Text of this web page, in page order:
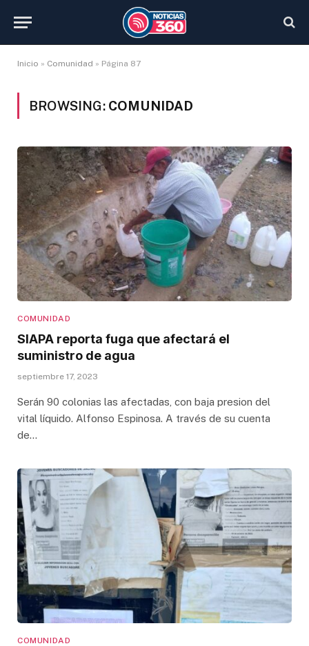
Inicio » Comunidad » Página 87
BROWSING: COMUNIDAD
COMUNIDAD
SIAPA reporta fuga que afectará el
suministro de agua
septiembre 17, 2023
Serán 90 colonias las afectadas, con baja presion del
vital líquido. Alfonso Espinosa. A través de su cuenta
de…
COMUNIDAD